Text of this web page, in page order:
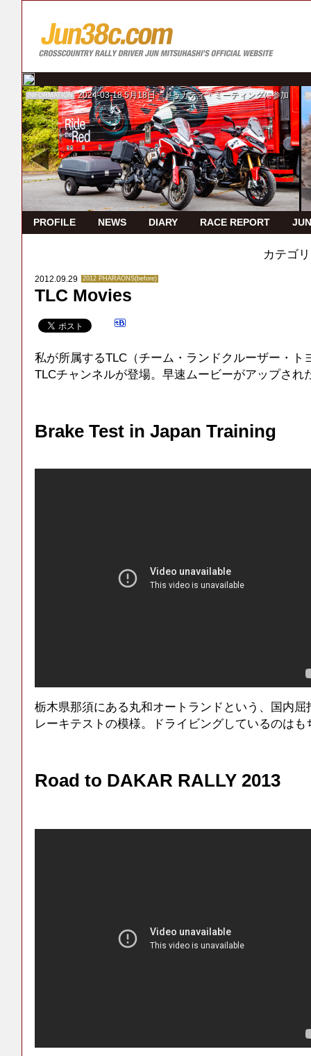
INFORMATION 2024-03-18 5月18日 ドゥカティ・ミーティングに参加
PROFILE NEWS DIARY RACE REPORT
カテゴ
2012.09.29 2012 PHARAONS(before)
TLC Movies
私が所属するTLC（チーム・ランドクルーザー・ト
TLCチャンネルが登場。早速ムービーがアップされ
Brake Test in Japan Training
栃木県那須にある丸和オートランドという、国内
レーキテストの模様。ドライビングしているのはも
Road to DAKAR RALLY 2013